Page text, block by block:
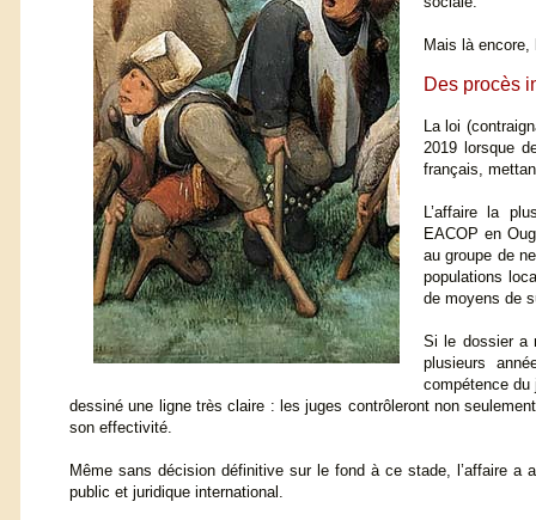
Mais là
Des procès
La loi
2019 lorsque
français,
L’affaire la
EACOP en
au groupe de
populations
de moyens de
Si le dossier a
plusieurs
compétence
dessiné une ligne très claire : les juges contrôleront non
son effectivité.
Même sans décision définitive sur le fond à ce stade, l’affaire
public et juridique international.